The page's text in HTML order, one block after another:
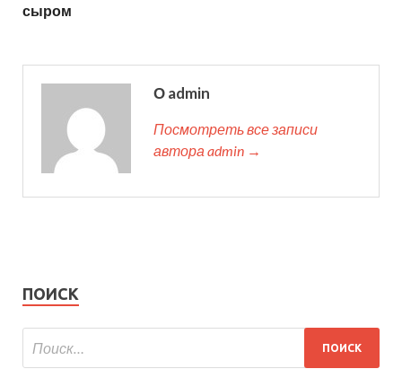
сыром
О admin
Посмотреть все записи
автора admin →
ПОИСК